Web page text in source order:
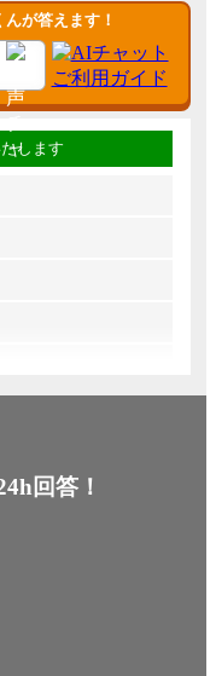
が答えます！
回答！